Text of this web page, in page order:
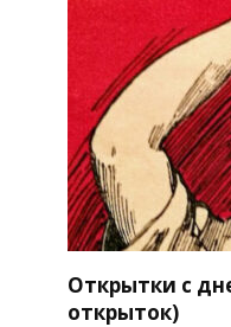
Открытки с
открыток)